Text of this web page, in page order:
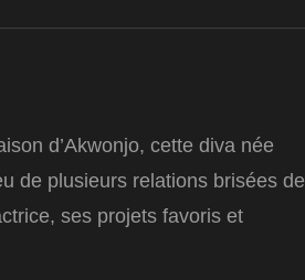
d’Akwonjo, cette diva née
de plusieurs relations brisées de
ses projets favoris et